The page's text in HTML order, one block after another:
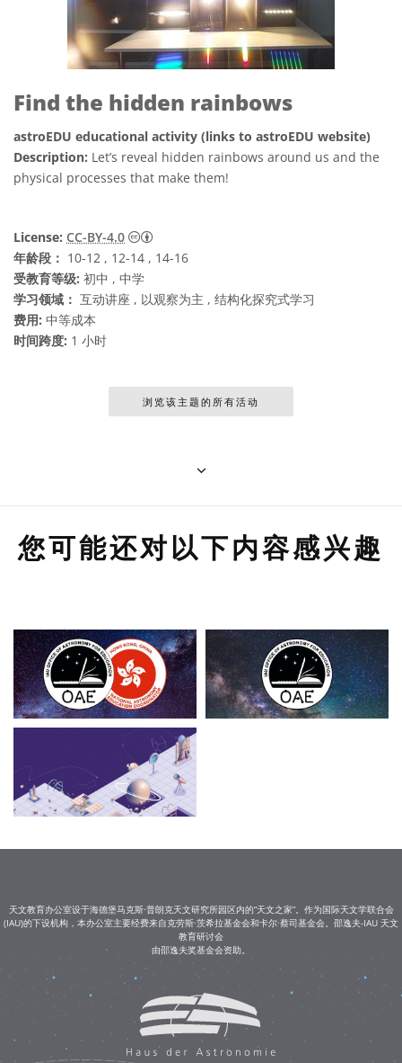
Find the hidden rainbows
astroEDU educational activity (links to astroEDU website)
Description: Let’s reveal hidden rainbows around us and the
physical processes that make them!
License: CC-BY-4.0
知识共享许可协议 署名 4.0 国际 (CC BY
年龄段： 10-12 , 12-14 , 14-16
受教育等级: 初中 , 中学
学习领域： 互动讲座 , 以观察为主 , 结构化探究式学习
费用: 中等成本
时间跨度: 1 小时
浏览该主题的所有活动
您可能还对以下内容感兴趣
天文教育办公室设于海德堡马克斯·普朗克天文研究所园区内的“天文之家”。作为国际天文学联合会
(IAU)的下设机构，本办公室主要经费来自克劳斯·茨希拉基金会和卡尔·蔡司基金会。邵逸夫-IAU 天文
教育研讨会
由邵逸夫奖基金会资助。